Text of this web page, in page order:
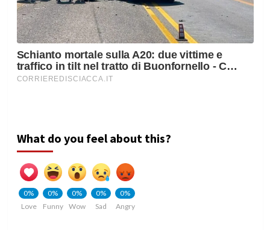
What do you feel about this?
0%
Love
0%
Funny
0%
Wow
0%
Sad
0%
Angry